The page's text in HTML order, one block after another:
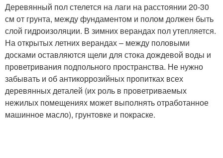
Деревянный пол стелется на лаги на расстоянии 20-30
см от грунта, между фундаментом и полом должен быть
слой гидроизоляции. В зимних верандах пол утепляется.
На открытых летних верандах – между половыми
досками оставляются щели для стока дождевой воды и
проветривания подпольного пространства. Не нужно
забывать и об антикоррозийных пропитках всех
деревянных деталей (их роль в проветриваемых
нежилых помещениях может выполнять отработанное
машинное масло), грунтовке и покраске.